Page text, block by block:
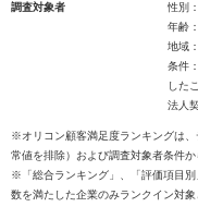
調査対象者
性別
年齢
地域
条件
した
法人
※オリコン顧客満足度ランキングは
常値を排除）および調査対象者条件
※「総合ランキング」、「評価項目
数を満たした企業のみランクイン対